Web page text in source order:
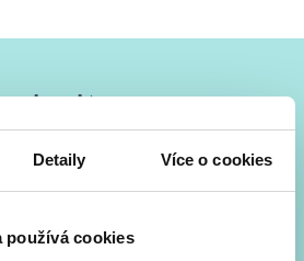
Detaily Více o cookies
používá cookies
každý měsíc rovnou do mailu!
adaptace a další.